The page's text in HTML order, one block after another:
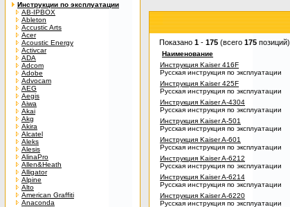
Инструкции по эксплуатации
AB-IPBOX
Ableton
Accustic Arts
Acer
Acoustic Energy
Activcar
ADA
Adcom
Adobe
Advocam
AEG
Aegis
Aiwa
Akai
Akg
Akira
Alcatel
Aleks
Alesis
AlinaPro
Allen&Heath
Alligator
Alpine
Alto
American Graffiti
Anaconda
Показано 1 - 175 (всего 175 позиций)
Наименование
Инструкция Kaiser 416F
Русская инструкция по эксплуатации
Инструкция Kaiser 425F
Русская инструкция по эксплуатации
Инструкция Kaiser A-4304
Русская инструкция по эксплуатации
Инструкция Kaiser A-501
Русская инструкция по эксплуатации
Инструкция Kaiser A-601
Русская инструкция по эксплуатации
Инструкция Kaiser A-6212
Русская инструкция по эксплуатации
Инструкция Kaiser A-6214
Русская инструкция по эксплуатации
Инструкция Kaiser A-6220
Русская инструкция по эксплуатации